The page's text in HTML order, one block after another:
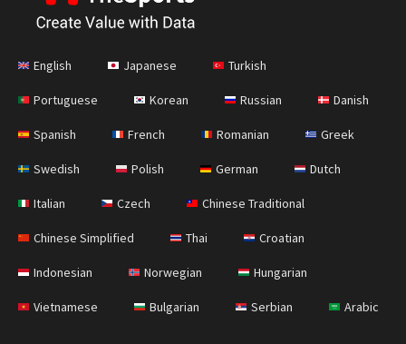
English Japanese Turkish
Portuguese Korean Russian Danish
Spanish French Romanian Greek
Swedish Polish German Dutch
Italian Czech Chinese Traditional
Chinese Simplified Thai Croatian
Indonesian Norwegian Hungarian
Vietnamese Bulgarian Serbian Arabic